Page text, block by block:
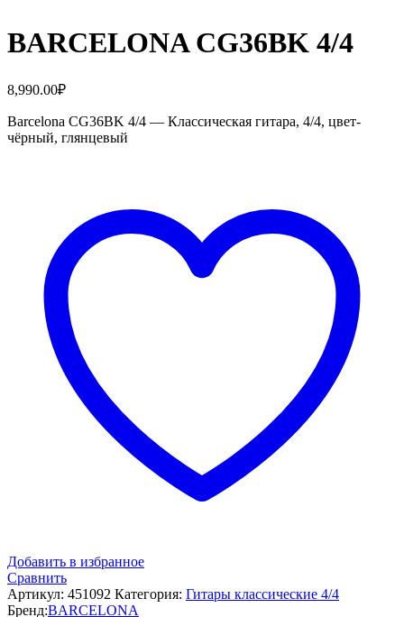
BARCELONA CG36BK 4/4
8,990.00₽
Barcelona CG36BK 4/4 — Классическая гитара, 4/4, цвет-
чёрный, глянцевый
Добавить в избранное
Сравнить
Артикул: 451092 Категория: Гитары классические 4/4
Бренд:BARCELONA